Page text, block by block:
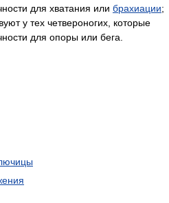
для хватания или брахиации;
у тех четвероногих, которые
для опоры или бега.